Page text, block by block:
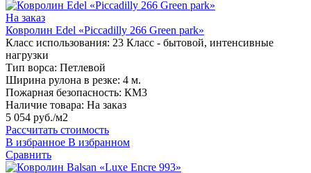
На заказ
Ковролин Edel «Piccadilly 266 Green park»
Класс использования: 23 Класс - бытовой, интенсивные
нагрузки
Тип ворса: Петлевой
Ширина рулона в резке: 4 м.
Пожарная безопасность: КМ3
Наличие товара: На заказ
5 054 руб./м2
Рассчитать стоимость
В избранное В избранном
Сравнить